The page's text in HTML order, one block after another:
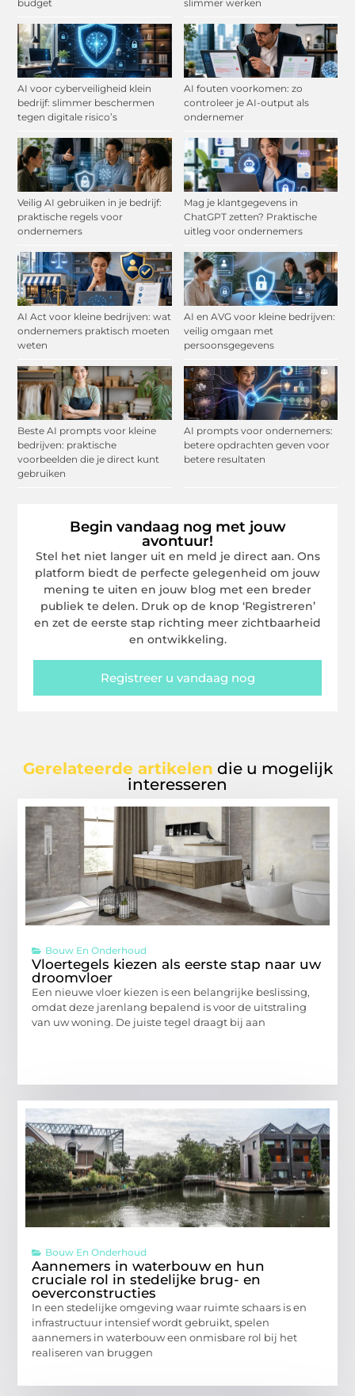
budget slimmer werken
AI voor cyberveiligheid klein
bedrijf: slimmer beschermen
tegen digitale risico’s
AI fouten voorkomen: zo
controleer je AI-output als
ondernemer
Veilig AI gebruiken in je bedrijf:
praktische regels voor
ondernemers
Mag je klantgegevens in
ChatGPT zetten? Praktische
uitleg voor ondernemers
AI Act voor kleine bedrijven: wat
ondernemers praktisch moeten
weten
AI en AVG voor kleine bedrijven:
veilig omgaan met
persoonsgegevens
Beste AI prompts voor kleine
bedrijven: praktische
voorbeelden die je direct kunt
gebruiken
AI prompts voor ondernemers:
betere opdrachten geven voor
betere resultaten
Begin vandaag nog met jouw
avontuur!
Stel het niet langer uit en meld je direct aan. Ons
platform biedt de perfecte gelegenheid om jouw
mening te uiten en jouw blog met een breder
publiek te delen. Druk op de knop ‘Registreren’
en zet de eerste stap richting meer zichtbaarheid
en ontwikkeling.
Registreer u vandaag nog
Gerelateerde artikelen die u mogelijk
interesseren
Bouw En Onderhoud
Vloertegels kiezen als eerste stap naar uw
droomvloer
Een nieuwe vloer kiezen is een belangrijke beslissing,
omdat deze jarenlang bepalend is voor de uitstraling
van uw woning. De juiste tegel draagt bij aan
Bouw En Onderhoud
Aannemers in waterbouw en hun
cruciale rol in stedelijke brug- en
oeverconstructies
In een stedelijke omgeving waar ruimte schaars is en
infrastructuur intensief wordt gebruikt, spelen
aannemers in waterbouw een onmisbare rol bij het
realiseren van bruggen